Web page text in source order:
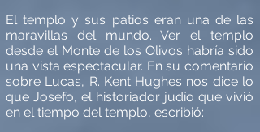
El templo y sus patios eran una de las
maravillas del mundo. Ver el templo
desde el Monte de los Olivos habría sido
una vista espectacular. En su comentario
sobre Lucas, R. Kent Hughes nos dice lo
que Josefo, el historiador judío que vivió
en el tiempo del templo, escribió: